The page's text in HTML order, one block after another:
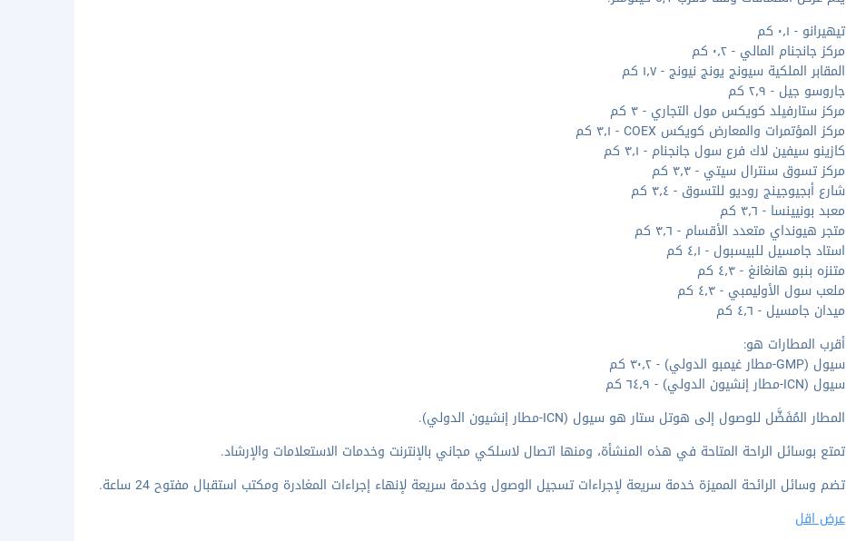
تيهيرانو - ٠٫١ كم
مركز جانجنام المالي - ٠٫٢ كم
المقابر الملكية سيونج يونج نيونج - ١٫٧ كم
جاروسو جيل - ٢٫٩ كم
مركز ستارفيلد كويكس مول التجاري - ٣ كم
مركز المؤتمرات والمعارض كويكس COEX - ٣٫١ كم
كازينو سيفين لاك فرع سول جانجنام - ٣٫١ كم
مركز تسوق سنترال سيتي - ٣٫٣ كم
شارع أبجيوجينج روديو للتسوق - ٣٫٤ كم
معبد بونيينسا - ٣٫٦ كم
متجر هيونداي متعدد الأقسام - ٣٫٦ كم
استاد جامسيل للبيسبول - ٤٫١ كم
متنزه بنبو هانغانغ - ٤٫٣ كم
ملعب سول الأوليمبي - ٤٫٣ كم
ميدان جامسيل - ٤٫٦ كم
أقرب المطارات هو:
سيول (GMP-مطار غيمبو الدولي) - ٣٠٫٢ كم
سيول (ICN-مطار إنشيون الدولي) - ٦٤٫٩ كم
المطار المُفَضَّل للوصول إلى هوتل ستار هو سيول (ICN-مطار إنشيون الدولي).
تمتع بوسائل الراحة المتاحة في هذه المنشأة، ومنها اتصال لاسلكي مجاني بالإنترنت وخدمات الاستعلامات والإرشاد.
تضم وسائل الرائحة المميزة خدمة سريعة لإجراءات تسجيل الوصول وخدمة سريعة لإنهاء إجراءات المغادرة ومكتب استقبال مفتوح 24 ساعة.
عرض اقل